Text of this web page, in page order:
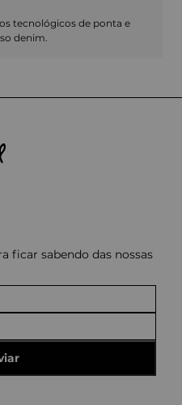
tecnológicos de ponta e
denim.
ficar sabendo das nossas